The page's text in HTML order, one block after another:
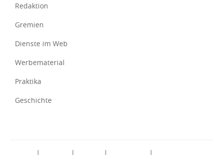
Redaktion
Gremien
Dienste im Web
Werbematerial
Praktika
Geschichte